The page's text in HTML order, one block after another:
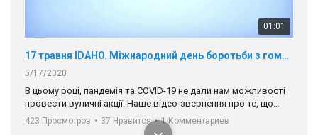
01:01
17 травня IDAHO. Міжнародний день боротьби з гомофобією трансфобією і біфобія.
5/17/2020
В цьому році, пандемія та COVІD-19 не дали нам можливості
провести вуличні акції. Наше відео-звернення про те, що
навіть коли ми у різних містах та не можемо зустрінеться, ми
разом. Ми закликаємо всіх хто поділяє цінності рівності та
423 Просмотров • 37 Нравится • 1 Комментариев